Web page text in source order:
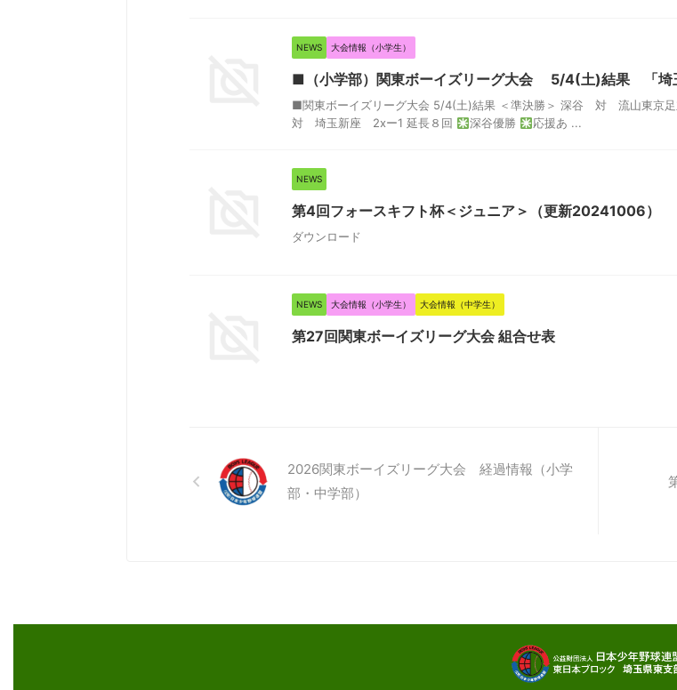
NEWS 大会情報（小学生）
■（小学部）関東ボーイズリーグ大会 5/4(土)結果 「埼
■関東ボーイズリーグ大会 5/4(土)結果 ＜準決勝＞ 深谷 対 流山東
対 埼玉新座 2xー1 延長８回
深谷優勝 応援あ ...
NEWS
第4回フォースキフト杯＜ジュニア＞（更新20241006）
ダウンロード
NEWS 大会情報（小学生） 大会情報（中学生）
第27回関東ボーイズリーグ大会 組合せ表
2026関東ボーイズリーグ大会 経過情報（小学
部・中学部）